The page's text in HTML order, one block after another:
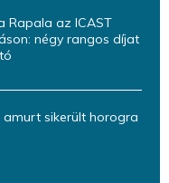
Rapala az ICAST
négy rangos díjat
amurt sikerült horogra